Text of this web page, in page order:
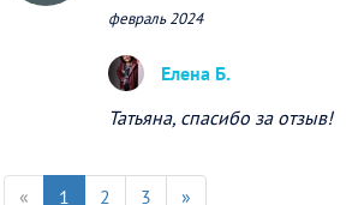
февраль 2024
Елена Б.
Татьяна, спасибо за отзыв!
« 1 2 3 »